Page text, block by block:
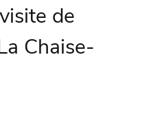
de
Chaise-